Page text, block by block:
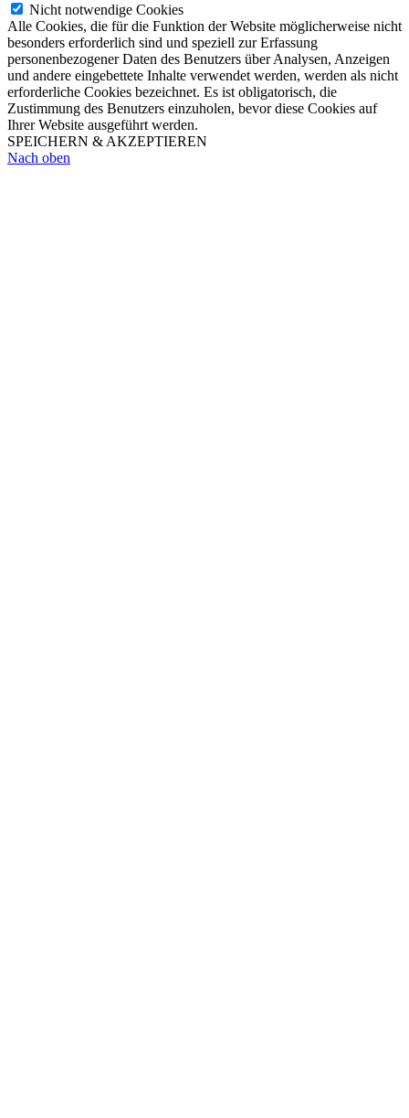
Nicht notwendige Cookies
Alle Cookies, die für die Funktion der Website möglicherweise nicht
besonders erforderlich sind und speziell zur Erfassung
personenbezogener Daten des Benutzers über Analysen, Anzeigen
und andere eingebettete Inhalte verwendet werden, werden als nicht
erforderliche Cookies bezeichnet. Es ist obligatorisch, die
Zustimmung des Benutzers einzuholen, bevor diese Cookies auf
Ihrer Website ausgeführt werden.
SPEICHERN & AKZEPTIEREN
Nach oben